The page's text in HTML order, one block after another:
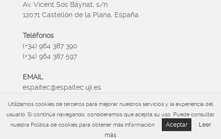
Av. Vicent Sos Baynat, s/n
12071 Castellón de la Plana, España
Teléfonos
(+34) 964 387 390
(+34) 964 387 597
EMAIL
espaitec@espaitec.uji.es
HORARIO
Lunes a Viernes 09:00 – 15.00
Utilizamos cookies de terceros para mejorar nuestros servicios y la experiencia del
usuario. Si continúa navegando, consideramos que acepta su uso. Puede consultar
nuestra Política de cookies para obtener más información
Aceptar
Leer
más